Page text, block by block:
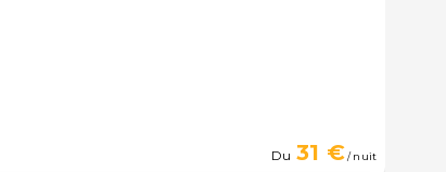
Du 31 €/ nuit